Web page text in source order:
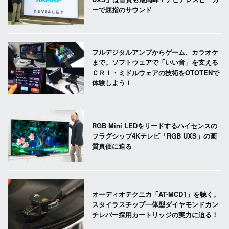
ーで屈指のサウンド
フルデジタルアンプからゲーム、カラオケ
まで。ソフトウェアで「いい音」を支える
ＣＲＩ・ミドルウェアの技術をOTOTENで
体験しよう！
RGB Mini LEDをリードするハイセンスの
フラグシップ4Kテレビ「RGB UXS」の画
質真価に迫る
オーディオテクニカ「AT-MCD1」を聴く。
スタイラスチップ一体型ダイヤモンドカン
チレバー採用カートリッジの実力に迫る！